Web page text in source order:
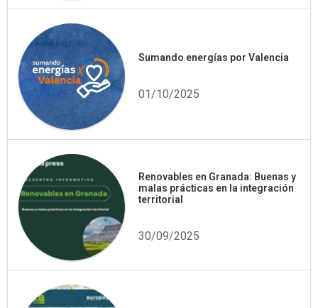
Sumando energías por Valencia
01/10/2025
Renovables en Granada: Buenas y
malas prácticas en la integración
territorial
30/09/2025